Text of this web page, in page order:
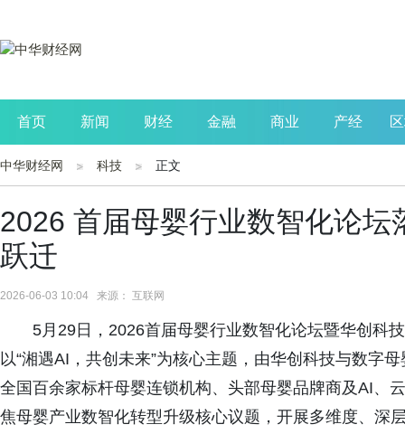
首页 新闻 财经 金融 商业 产经
公司 生活 读书
中华财经网 科技 正文
2026 首届母婴行业数智化论
跃迁
2026-06-03 10:04 来源： 互联网
5月29日，2026首届母婴行业数智化论坛暨华创科
以“湘遇AI，共创未来”为核心主题，由华创科技与数字
全国百余家标杆母婴连锁机构、头部母婴品牌商及AI、
焦母婴产业数智化转型升级核心议题，开展多维度、深